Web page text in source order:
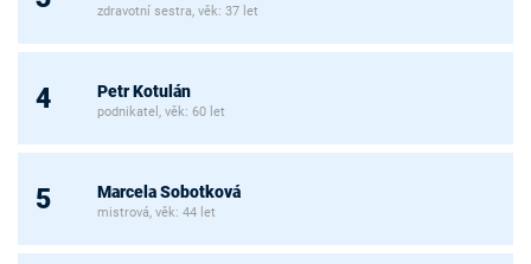
zdravotní sestra, věk: 37 let
4 Petr Kotulán
podnikatel, věk: 60 let
5 Marcela Sobotková
mistrová, věk: 44 let